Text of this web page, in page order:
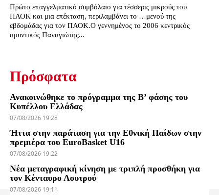
Πρώτο επαγγελματικό συμβόλαιο για τέσσερις μικρούς του
ΠΑΟΚ και μια επέκταση, περιλαμβάνει το …μενού της
εβδομάδας για τον ΠΑΟΚ.Ο γεννημένος το 2006 κεντρικός
αμυντικός Παναγιώτης...
Πρόσφατα
Ανακοινώθηκε το πρόγραμμα της Β’ φάσης του
Κυπέλλου Ελλάδας
07/08/2026 19:28
Ήττα στην παράταση για την Εθνική Παίδων στην
πρεμιέρα του EuroBasket U16
07/08/2026 19:22
Νέα μεταγραφική κίνηση με τριπλή προσθήκη για
τον Κένταυρο Λουτρού
07/08/2026 19:11